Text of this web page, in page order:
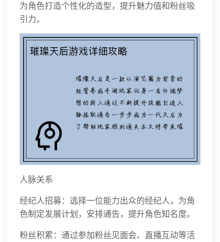
为角色打造个性化的造型，提升魅力值和粉丝吸
引力。
人脉关系
经纪人招募：选择一位能力出众的经纪人，为角
色制定发展计划，安排通告，提升角色知名度。
粉丝积累：通过参加粉丝见面会、直播互动等活